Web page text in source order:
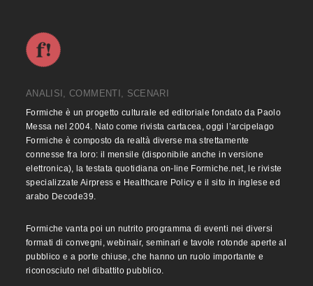
ANALISI, COMMENTI, SCENARI
Formiche è un progetto culturale ed editoriale fondato da Paolo
Messa nel 2004. Nato come rivista cartacea, oggi l’arcipelago
Formiche è composto da realtà diverse ma strettamente
connesse fra loro: il mensile (disponibile anche in versione
elettronica), la testata quotidiana on-line Formiche.net, le riviste
specializzate Airpress e Healthcare Policy e il sito in inglese ed
arabo Decode39.
Formiche vanta poi un nutrito programma di eventi nei diversi
formati di convegni, webinair, seminari e tavole rotonde aperte al
pubblico e a porte chiuse, che hanno un ruolo importante e
riconosciuto nel dibattito pubblico.